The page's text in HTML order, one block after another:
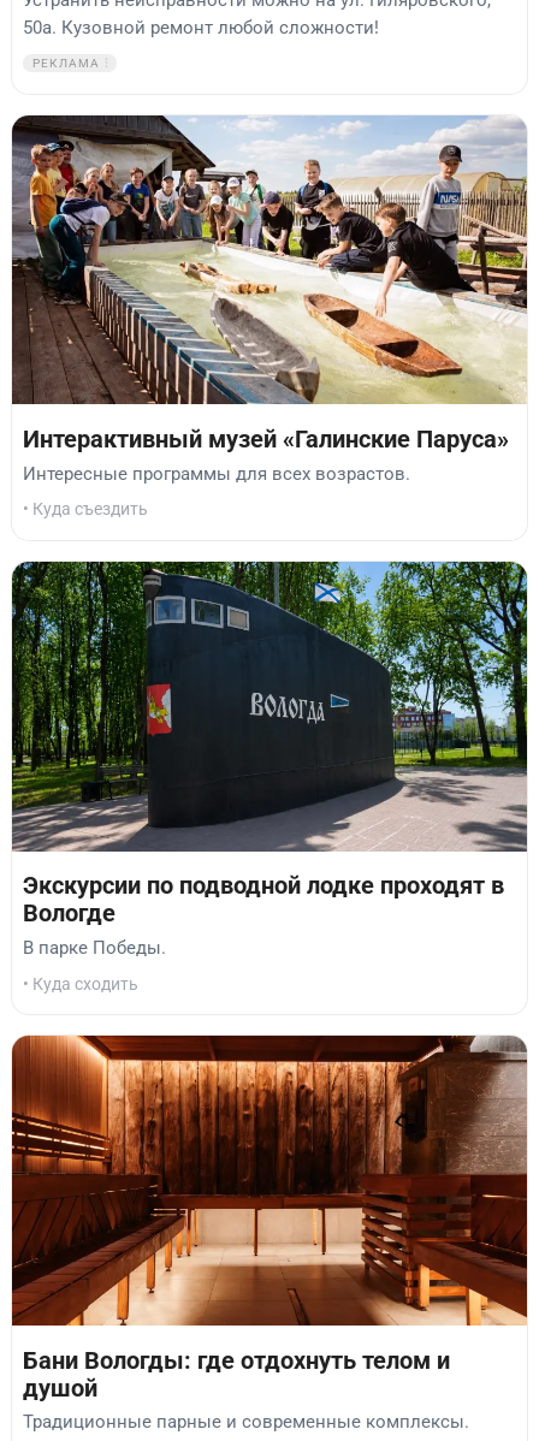
50а. Кузовной ремонт любой сложности!
РЕКЛАМА
Интерактивный музей «Галинские Паруса»
Интересные программы для всех возрастов.
• Куда съездить
Экскурсии по подводной лодке проходят в
Вологде
В парке Победы.
• Куда сходить
Бани Вологды: где отдохнуть телом и
душой
Традиционные парные и современные комплексы.